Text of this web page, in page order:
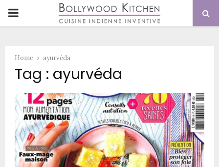
PRIMARY
Home ayurvéda
Tag : ayurvéda